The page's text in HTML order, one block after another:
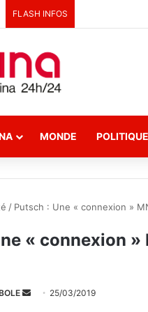
FLASH INFOS
MONDE POLITIQUE
/ Putsch : Une « connexion »
« connexion »
25/03/2019